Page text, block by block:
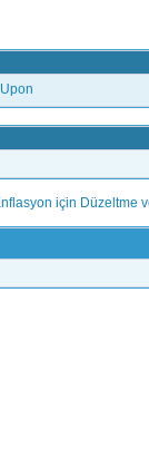
için Düzeltme